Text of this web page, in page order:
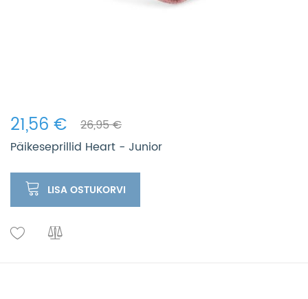
21,56 €
26,95 €
Päikeseprillid Heart - Junior
LISA OSTUKORVI